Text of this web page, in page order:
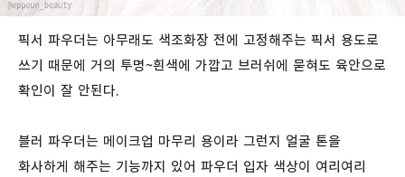
픽서 파우더는 아무래도 색조화장 전에 고정해주는 픽서 용도로
쓰기 때문에 거의 투명~흰색에 가깝고 브러쉬에 묻혀도 육안으로
확인이 잘 안된다.
블러 파우더는 메이크업 마무리 용이라 그런지 얼굴 톤을
화사하게 해주는 기능까지 있어 파우더 입자 색상이 여리여리